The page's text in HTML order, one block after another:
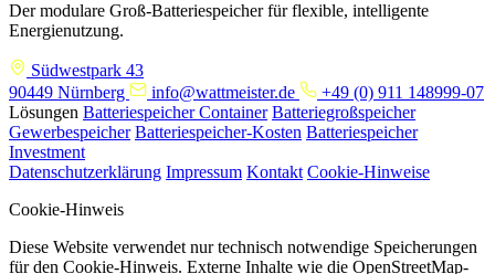
Der modulare Groß-Batteriespeicher für flexible, intelligente
Energienutzung.
Südwestpark 43
90449 Nürnberg
info@wattmeister.de
+49 (0) 911 148999-07
Lösungen Batteriespeicher Container Batteriegroßspeicher
Gewerbespeicher Batteriespeicher-Kosten Batteriespeicher
Investment
Datenschutzerklärung Impressum Kontakt Cookie-Hinweise
Cookie-Hinweis
Diese Website verwendet nur technisch notwendige Speicherungen
für den Cookie-Hinweis. Externe Inhalte wie die OpenStreetMap-